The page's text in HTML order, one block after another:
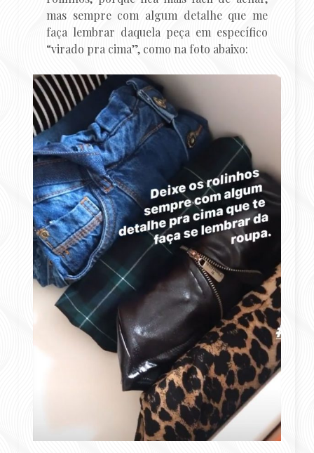
mas sempre com algum detalhe que me
faça lembrar daquela peça em específico
“virado pra cima”, como na foto abaixo: